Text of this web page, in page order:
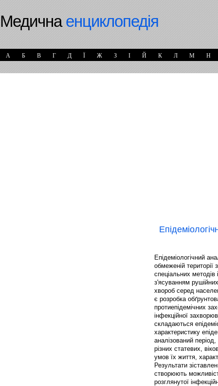
Медичнаенциклопедія
А Б В Г Д Ї Ж З І Й К Л М Н
Епідеміологічний
обмеженій
спеціальних методів
з'ясуванням
хвороб серед
є розробка
протиепідемічних
інфекційної
складаються
характеристику
аналізований
різних статевих,
умов їх життя,
Результати
створюють
розглянутої